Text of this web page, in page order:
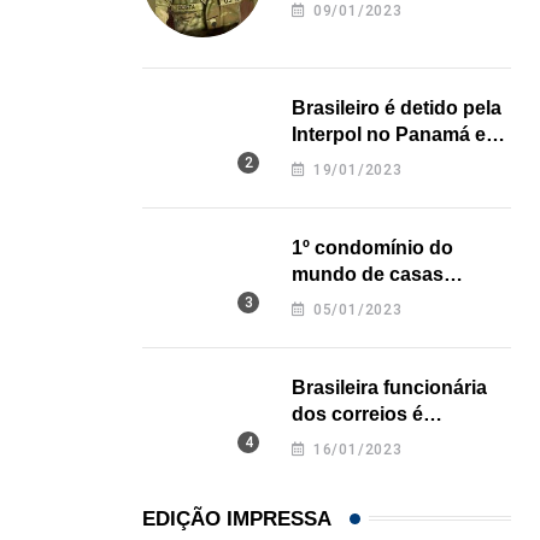
09/01/2023
Brasileiro é detido pela
Interpol no Panamá e
pode pegar prisão
19/01/2023
1º condomínio do
mundo de casas
impressas em 3D é
05/01/2023
Brasileira funcionária
dos correios é
assassinada a facadas
16/01/2023
EDIÇÃO IMPRESSA